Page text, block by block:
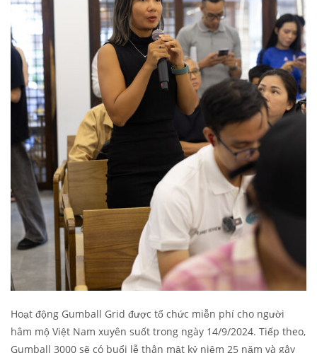
Hoạt động Gumball Grid được tổ chức miễn phí cho người
hâm mộ Việt Nam xuyên suốt trong ngày 14/9/2024. Tiếp theo,
Gumball 3000 sẽ có buổi lễ thân mật kỷ niệm 25 năm và gây